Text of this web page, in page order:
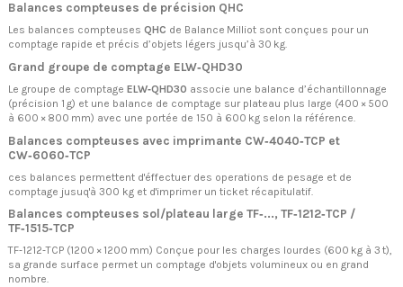
Balances compteuses de précision QHC
Les balances compteuses QHC de Balance Milliot sont conçues pour un
comptage rapide et précis d’objets légers jusqu’à 30 kg.
Grand groupe de comptage ELW‑QHD30
Le groupe de comptage ELW‑QHD30 associe une balance d’échantillonnage
(précision 1 g) et une balance de comptage sur plateau plus large (400 × 500
à 600 × 800 mm) avec une portée de 150 à 600 kg selon la référence.
Balances compteuses avec imprimante CW‑4040‑TCP et
CW‑6060‑TCP
ces balances permettent d'éffectuer des operations de pesage et de
comptage jusuq'à 300 kg et d'imprimer un ticket récapitulatif.
Balances compteuses sol/plateau large TF‑..., TF‑1212‑TCP /
TF‑1515‑TCP
TF‑1212‑TCP (1200 × 1200 mm) Conçue pour les charges lourdes (600 kg à 3 t),
sa grande surface permet un comptage d'objets volumineux ou en grand
nombre.